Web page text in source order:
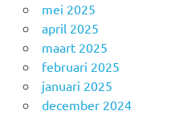
mei 2025
april 2025
maart 2025
februari 2025
januari 2025
december 2024